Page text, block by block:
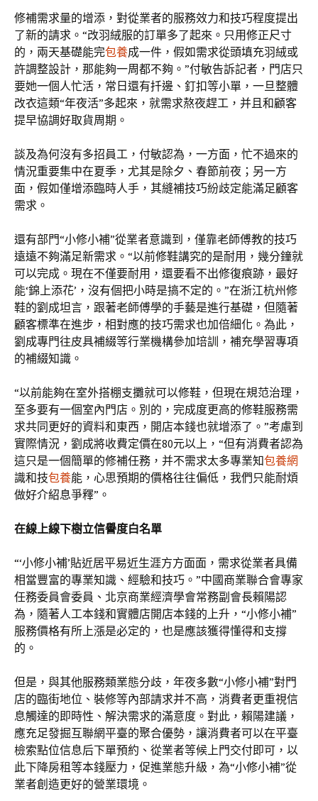
修補需求量的增添，對從業者的服務效力和技巧程度提出
了新的請求。“改羽絨服的訂單多了起來。只用修正尺寸
的，兩天基礎能完包養成一件，假如需求從頭填充羽絨或
許調整設計，那能夠一周都不夠。”付敏告訴記者，門店只
要她一個人忙活，常日還有扦邊、釘扣等小單，一旦整體
改衣這類“年夜活”多起來，就需求熬夜趕工，并且和顧客
提早協調好取貨周期。
談及為何沒有多招員工，付敏認為，一方面，忙不過來的
情況重要集中在夏季，尤其是除夕、春節前夜；另一方
面，假如僅增添臨時人手，其縫補技巧紛歧定能滿足顧客
需求。
還有部門“小修小補”從業者意識到，僅靠老師傅教的技巧
遠遠不夠滿足新需求。“以前修鞋講究的是耐用，幾分鐘就
可以完成。現在不僅要耐用，還要看不出修復痕跡，最好
能‘錦上添花’，沒有個把小時是搞不定的。”在浙江杭州修
鞋的劉成坦言，跟著老師傅學的手藝是進行基礎，但隨著
顧客標準在進步，相對應的技巧需求也加倍細化。為此，
劉成專門往皮具補綴等行業機構參加培訓，補充學習專項
的補綴知識。
“以前能夠在室外搭棚支攤就可以修鞋，但現在規范治理，
至多要有一個室內門店。別的，完成度更高的修鞋服務需
求共同更好的資料和東西，開店本錢也就增添了。”考慮到
實際情況，劉成將收費定價在80元以上，“但有消費者認為
這只是一個簡單的修補任務，并不需求太多專業知包養網
識和技包養能，心思預期的價格往往偏低，我們只能耐煩
做好介紹息爭釋”。
在線上線下樹立信譽度白名單
“‘小修小補’貼近居平易近生涯方方面面，需求從業者具備
相當豐富的專業知識、經驗和技巧。”中國商業聯合會專家
任務委員會委員、北京商業經濟學會常務副會長賴陽認
為，隨著人工本錢和實體店開店本錢的上升，“小修小補”
服務價格有所上漲是必定的，也是應該獲得懂得和支撐
的。
但是，與其他服務類業態分歧，年夜多數“小修小補”對門
店的臨街地位、裝修等內部請求并不高，消費者更重視信
息觸達的即時性、解決需求的滿意度。對此，賴陽建議，
應充足發掘互聯網平臺的聚合優勢，讓消費者可以在平臺
檢索點位信息后下單預約、從業者等候上門交付即可，以
此下降房租等本錢壓力，促進業態升級，為“小修小補”從
業者創造更好的營業環境。